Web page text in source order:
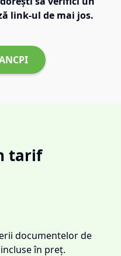
link-ul de mai jos.
tarif
documentelor de
în preț.